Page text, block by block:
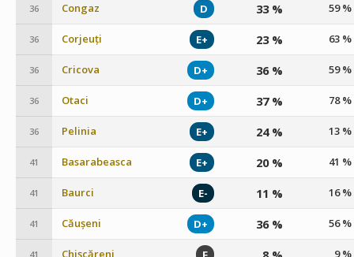
36 Congaz D 33 % 59 %
36 Corjeuți E+ 23 % 63 %
36 Cricova D+ 36 % 59 %
36 Otaci D+ 37 % 78 %
36 Pelinia E+ 24 % 13 %
41 Basarabeasca E+ 20 % 41 %
41 Baurci E- 11 % 16 %
41 Căușeni D+ 36 % 56 %
41 Chișcăreni 9 %